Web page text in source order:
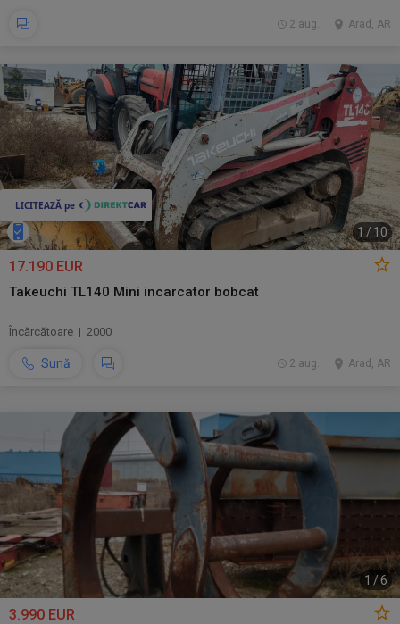
Arad, AR
2 aug.
1 /10
17.190 EUR
Takeuchi TL140 Mini incarcator bobcat
Încărcătoare | 2000
Sună Arad, AR
2 aug.
1 /6
3.990 EUR